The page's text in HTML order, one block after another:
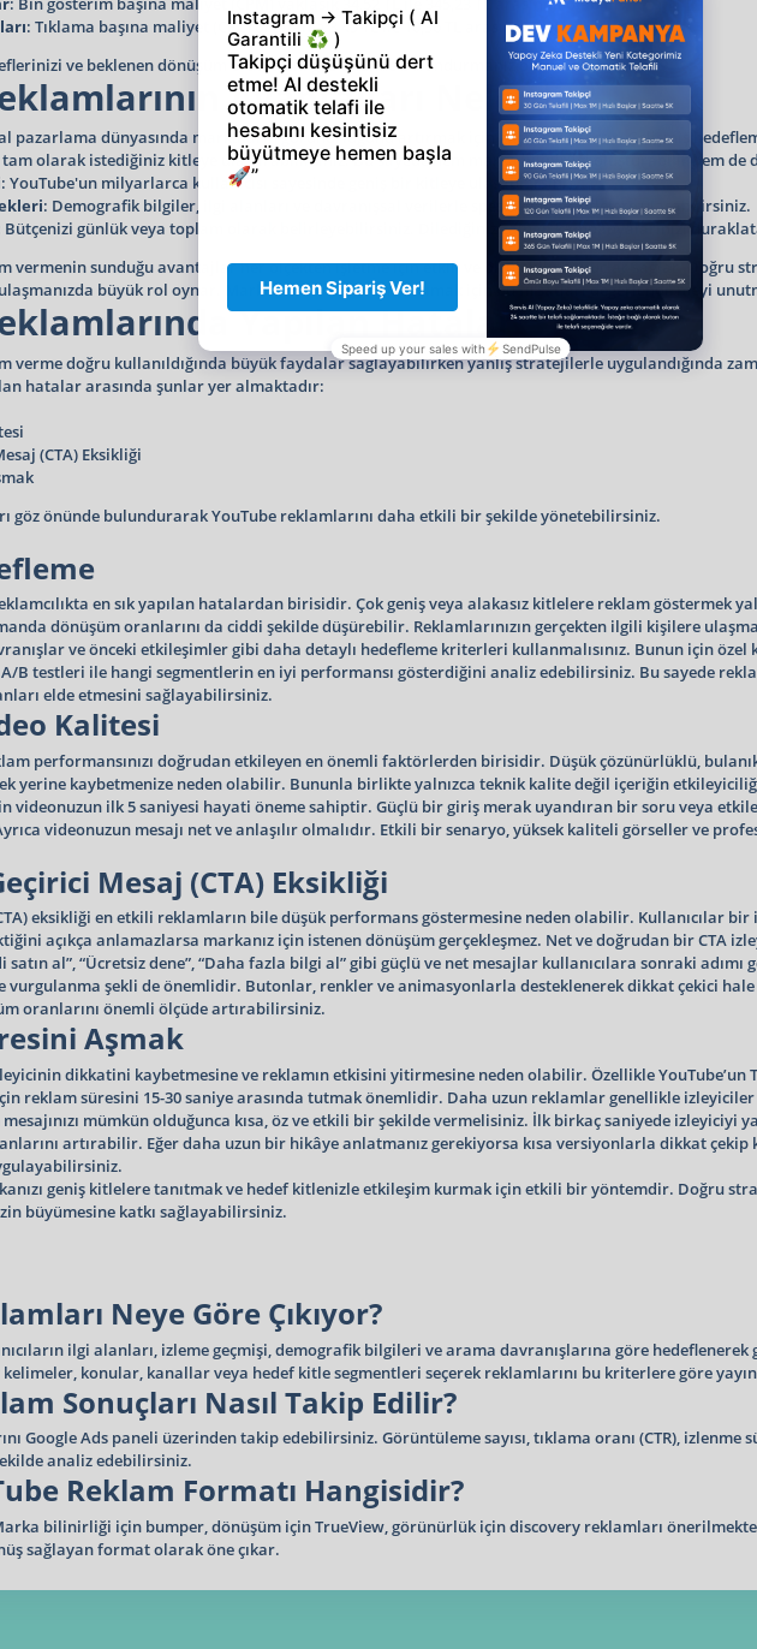
: Tıklama başına maliyet (CPC) ortalama 3,45 TL ile 10,36 TL arasında değişmektedir.
ve beklenen dönüşüm oranlarını göz önünde bulundurmanız önemlidir.
Avantajları Nelerdir?
pazarlama dünyasında markaların görünürlüğünü artırmak için güçlü bir araçtır. Gelişmiş
tam olarak istediğiniz kitleye ulaştırabilirsiniz. Bu sayede hem marka bilinirliği oluşturabilir hem de
: YouTube'un milyarlarca kullanıcısı sayesinde geniş bir kitleye ulaşabilirsiniz.
: Demografik bilgiler, ilgi alanları ve davranışsal verilerle spesifik hedef kitlelere ulaşabilirsiniz.
Bütçenizi günlük veya toplam olarak belirleyebilirsiniz. Dilediğiniz zaman kampanyalarınızı
vermenin sunduğu avantajlar her ölçekten işletme için etkili ve ölçülebilir sonuçlar sağlar. Doğru
büyük rol oynar. Markanızı bir adım öne taşımak için bu fırsatları değerlendirmeyi
Yapılan Hatalar
verme doğru kullanıldığında büyük faydalar sağlayabilirken yanlış stratejilerle uygulandığında
hatalar arasında şunlar yer almaktadır:
(CTA) Eksikliği
göz önünde bulundurarak YouTube reklamlarını daha etkili bir şekilde yönetebilirsiniz.
en sık yapılan hatalardan birisidir. Çok geniş veya alakasız kitlelere reklam göstermek
dönüşüm oranlarını da ciddi şekilde düşürebilir. Reklamlarınızın gerçekten ilgili kişilere
ve önceki etkileşimler gibi daha detaylı hedefleme kriterleri kullanmalısınız. Bunun için
B testleri ile hangi segmentlerin en iyi performansı gösterdiğini analiz edebilirsiniz. Bu sayede
elde etmesini sağlayabilirsiniz.
Kalitesi
performansınızı doğrudan etkileyen en önemli faktörlerden birisidir. Düşük çözünürlüklü,
yerine kaybetmenize neden olabilir. Bununla birlikte yalnızca teknik kalite değil içeriğin
videonuzun ilk 5 saniyesi hayati öneme sahiptir. Güçlü bir giriş merak uyandıran bir soru veya
videonuzun mesajı net ve anlaşılır olmalıdır. Etkili bir senaryo, yüksek kaliteli görseller ve
Mesaj (CTA) Eksikliği
eksikliği en etkili reklamların bile düşük performans göstermesine neden olabilir. Kullanıcılar
açıkça anlamazlarsa markanız için istenen dönüşüm gerçekleşmez. Net ve doğrudan bir CTA
al”, “Ücretsiz dene”, “Daha fazla bilgi al” gibi güçlü ve net mesajlar kullanıcılara sonraki adımı
ve vurgulanma şekli de önemlidir. Butonlar, renkler ve animasyonlarla desteklenerek dikkat çekici
oranlarını önemli ölçüde artırabilirsiniz.
Aşmak
dikkatini kaybetmesine ve reklamın etkisini yitirmesine neden olabilir. Özellikle YouTube’un
reklam süresini 15-30 saniye arasında tutmak önemlidir. Daha uzun reklamlar genellikle
mümkün olduğunca kısa, öz ve etkili bir şekilde vermelisiniz. İlk birkaç saniyede izleyiciyi
artırabilir. Eğer daha uzun bir hikâye anlatmanız gerekiyorsa kısa versiyonlarla dikkat çekip
geniş kitlelere tanıtmak ve hedef kitlenizle etkileşim kurmak için etkili bir yöntemdir. Doğru
büyümesine katkı sağlayabilirsiniz.
Neye Göre Çıkıyor?
ilgi alanları, izleme geçmişi, demografik bilgileri ve arama davranışlarına göre
konular, kanallar veya hedef kitle segmentleri seçerek reklamlarını bu kriterlere göre
Sonuçları Nasıl Takip Edilir?
Google Ads paneli üzerinden takip edebilirsiniz. Görüntüleme sayısı, tıklama oranı (CTR),
analiz edebilirsiniz.
Reklam Formatı Hangisidir?
bilinirliği için bumper, dönüşüm için TrueView, görünürlük için discovery reklamları
sağlayan format olarak öne çıkar.